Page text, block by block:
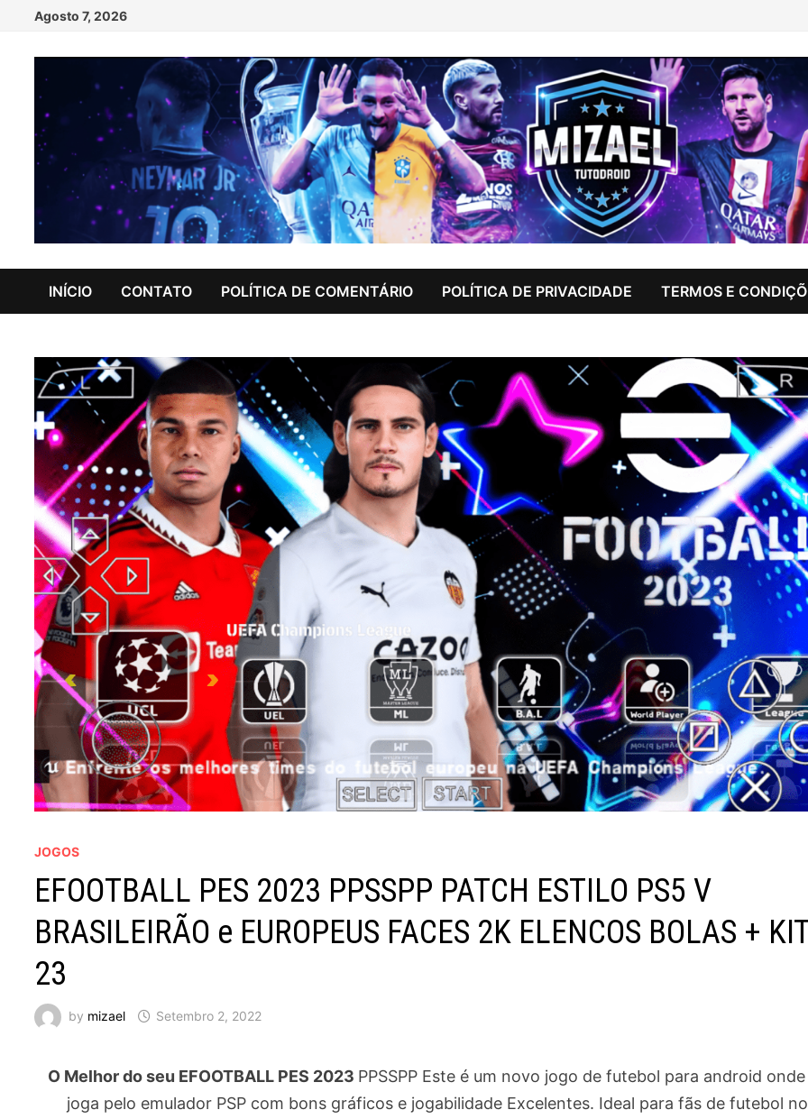
content
Agosto 7, 2026
INÍCIO CONTATO POLÍTICA DE COMENTÁRIO POLÍTICA DE PRIVACIDADE TERMOS E
JOGOS
EFOOTBALL PES 2023 PPSSPP PATCH ESTILO PS5 V
BRASILEIRÃO e EUROPEUS FACES 2K ELENCOS BOLAS +
23
by mizael Setembro 2, 2022
O Melhor do seu EFOOTBALL PES 2023 PPSSPP Este é um novo jogo de futebol para android onde
joga pelo emulador PSP com bons gráficos e jogabilidade Excelentes. Ideal para fãs de futebol no